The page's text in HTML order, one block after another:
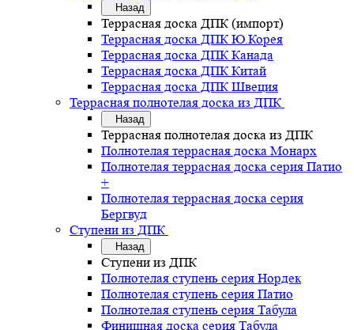
Назад
Террасная доска ДПК (импорт)
Террасная доска ДПК Ю.Корея
Террасная доска ДПК Канада
Террасная доска ДПК Китай
Террасная доска ДПК Швеция
Террасная полнотелая доска из ДПК
Назад
Террасная полнотелая доска из ДПК
Полнотелая террасная доска Монарх
Полнотелая террасная доска серия Патио
+
Полнотелая террасная доска серия
Бергвуд
Ступени из ДПК
Назад
Ступени из ДПК
Полнотелая ступень серия Нордек
Полнотелая ступень серия Патио
Полнотелая ступень серия Табула
Финишная доска серия Табула